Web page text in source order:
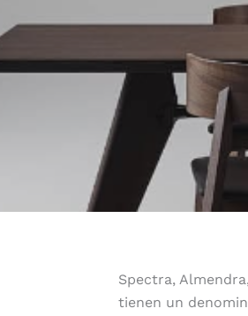
Spectra,
tienen un